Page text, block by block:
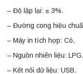
– Độ lặp lại: ≤ 3%.
– Đường cong hiệu
– Máy in tích hợp: Có.
– Nguồn nhiên liệu: LPG.
– Kết nối dữ liệu: USB.